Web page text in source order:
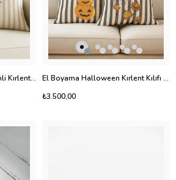
El Boyama Kuş Tüyü Desenli Kırlent Kılıfı 2'li
El Boyama Halloween Kırlent Kılıfı 2'li
₺3.500,00